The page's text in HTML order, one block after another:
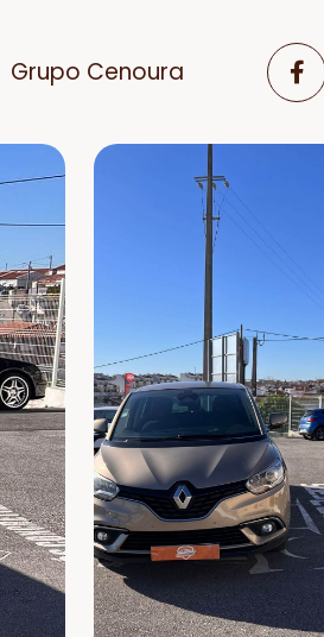
Grupo Cenoura